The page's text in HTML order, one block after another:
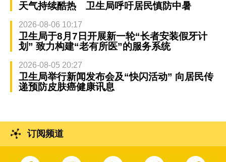
天气持续酷热 卫生局呼吁居民慎防中暑
2026-08-06 10:17
卫生局于8月7日开展新一轮“长者安装假牙计
划” 致力构建“老有所医”的服务系统
2026-08-05 20:27
卫生局举行新闻发布会及“快闪活动” 向居民传
递预防皮肤癌健康讯息
订阅频道